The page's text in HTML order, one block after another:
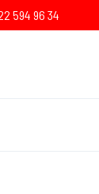
594 96 34